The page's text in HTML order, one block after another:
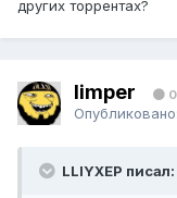
других торрентах?
limper 0
Опубликовано:
LLIYXEP писал: